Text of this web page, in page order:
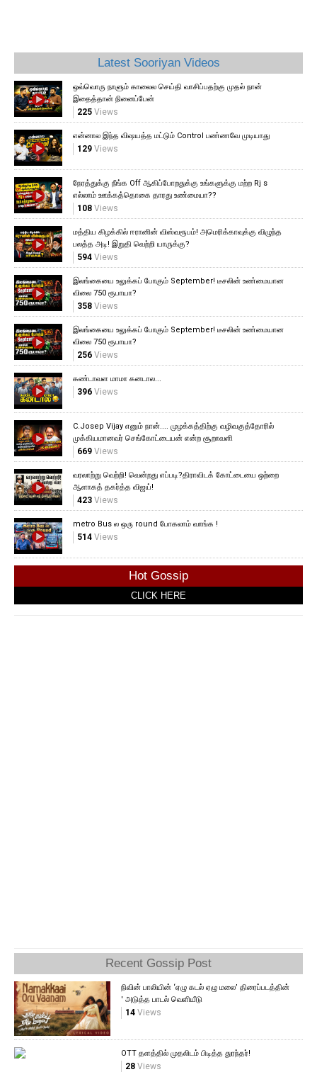
Latest Sooriyan Videos
ஒவ்வொரு நாளும் காலைல செய்தி வாசிப்பதற்கு முதல் நான்
இதைத்தான் நினைப்பேன்
225Views
என்னால இந்த விஷயத்த மட்டும் Control பண்ணவே முடியாது
129Views
நேரத்துக்கு நீங்க Off ஆகிப்போறதுக்கு உங்களுக்கு மற்ற Rj s
எல்லாம் ஊக்கத்தொகை தாரது உண்மையா??
108Views
மத்திய கிழக்கில் ஈரானின் விஸ்வரூபம்! அமெரிக்காவுக்கு விழுந்த
பலத்த அடி! இறுதி வெற்றி யாருக்கு?
594Views
இலங்கையை உலுக்கப் போகும் September! டீசலின் உண்மையான
விலை 750 ரூபாயா?
358Views
இலங்கையை உலுக்கப் போகும் September! டீசலின் உண்மையான
விலை 750 ரூபாயா?
256Views
கண்டாவள மாமா கனடால...
396Views
C.Josep Vijay எனும் நான்.... முழக்கத்திற்கு வழிவகுத்தோரில்
முக்கியமானவர் செங்கோட்டையன் என்ற சூறாவளி
669Views
வரலாற்று வெற்றி! வென்றது எப்படி?திராவிடக் கோட்டையை ஒற்றை
ஆளாகத் தகர்த்த விஜய்!
423Views
metro Bus ல ஒரு round போகலாம் வாங்க !
514Views
Hot Gossip
CLICK HERE
Recent Gossip Post
நிவின் பாலியின் ‘ஏழு கடல் ஏழு மலை’ திரைப்படத்தின்
' அடுத்த பாடல் வெளியீடு
14Views
OTT தளத்தில் முதலிடம் பிடித்த துரந்தர்!
28Views